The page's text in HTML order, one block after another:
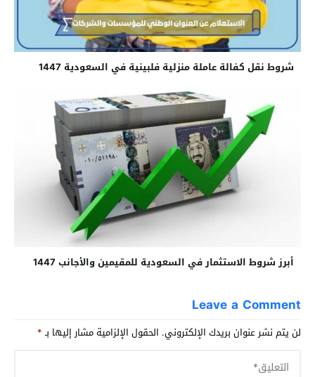
شروط نقل كفالة عاملة منزلية فلبينية في السعودية 1447
أبرز شروط الاستثمار في السعودية للمقيمين والأجانب 1447
Leave a Comment
لن يتم نشر عنوان بريدك الإلكتروني. الحقول الإلزامية مشار إليها بـ*